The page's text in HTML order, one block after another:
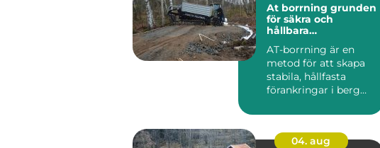
At borrning grunden
för säkra och
hållbara
AT-borrning är en
metod för att skapa
stabila, hållfasta
förankringar i berg
anvä...
04. aug